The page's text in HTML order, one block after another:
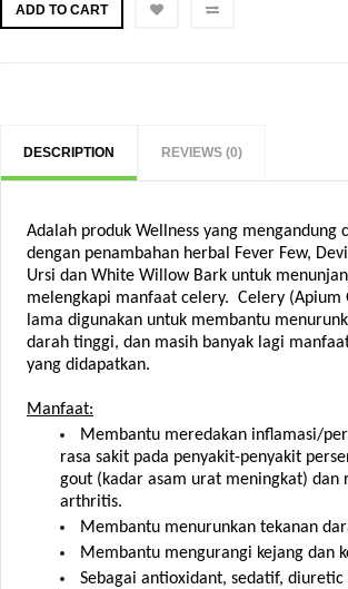
ADD TO CART
DESCRIPTION REVIEWS (0)
Adalah produk Wellness yang mengandung
dengan penambahan herbal Fever Few,
Ursi dan White Willow Bark untuk
melengkapi manfaat celery. Celery (Apium
lama digunakan untuk membantu
darah tinggi, dan masih banyak lagi
yang didapatkan.
Manfaat:
Membantu meredakan inflamasi/
rasa sakit pada penyakit-penyakit
gout (kadar asam urat meningkat) dan
arthritis.
Membantu menurunkan tekanan
Membantu mengurangi kejang dan
Sebagai antioxidant, sedatif, diuretic